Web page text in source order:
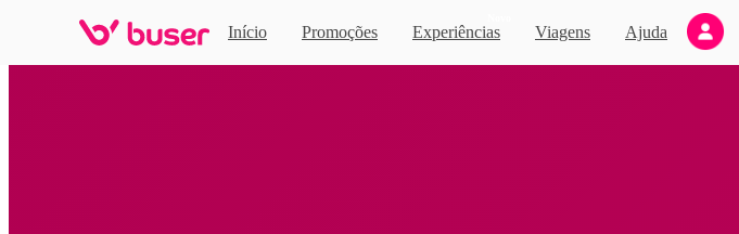
Início Promoções Experiências Viagens Ajuda
Home